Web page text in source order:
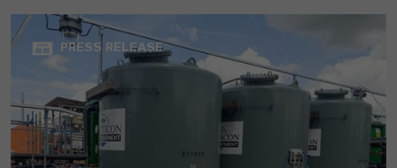
PRESS RELEASE